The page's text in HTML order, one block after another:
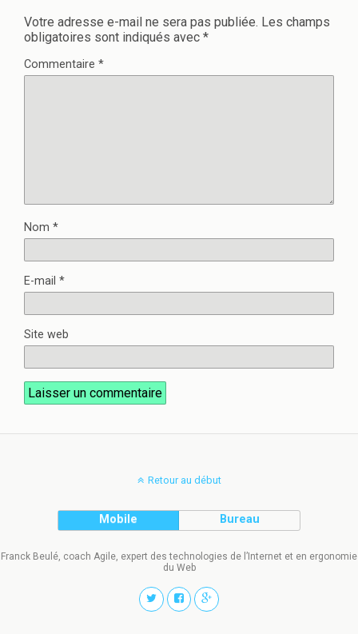
Votre adresse e-mail ne sera pas publiée. Les champs
obligatoires sont indiqués avec *
Commentaire *
Nom *
E-mail *
Site web
Retour au début
Mobile Bureau
Franck Beulé, coach Agile, expert des technologies de l’Internet et en ergonomie
du Web